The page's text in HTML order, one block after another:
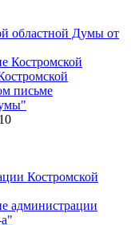
областной Думы от
Костромской
письме
Костромской
администрации